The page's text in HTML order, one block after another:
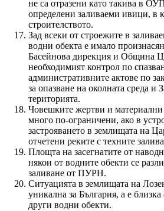
не са отразени като такива в
определени заливаеми ивици, в
строителството.
Зад всеки от строежите в
водни обекта е имало
Басейнова дирекция и Община
необходимият контрол по
административните актове по
за опазване на околната среда и
територията.
Човешките жертви и
много по-ограничени, ако в
застрояването в землищата на
отчетени реките с техните
Площта на засегнатите от
някои от водните обекти се
заливане от ПУРН.
Ситуацията в землищата на
уникална за България, а е
други водни обекти.